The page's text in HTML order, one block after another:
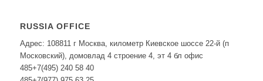
RUSSIA OFFICE
Адрес: 108811 г Москва, километр Киевское шоссе 22-й (п
Московский), домовлад 4 строение 4, эт 4 бл офис
485+7(495) 240 58 40